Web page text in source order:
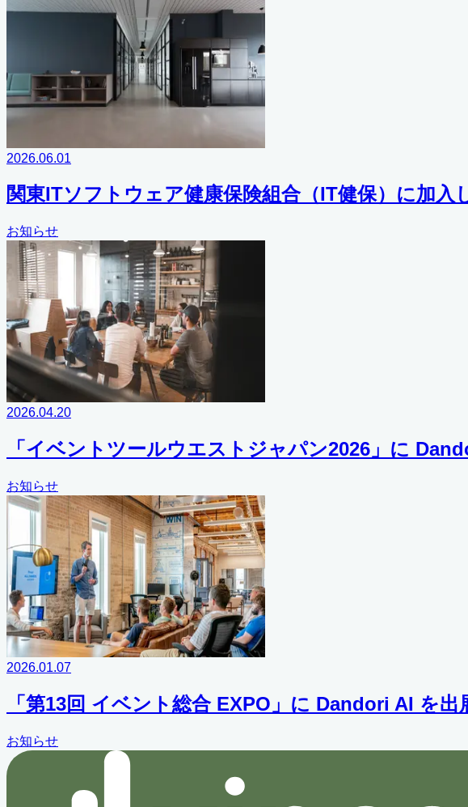
2026.06.01
関東ITソフトウェア健康保険組合（IT健保）に加入
お知らせ
2026.04.20
「イベントツールウエストジャパン2026」に
お知らせ
2026.01.07
「第13回 イベント総合 EXPO」に Dandori AI を出
お知らせ